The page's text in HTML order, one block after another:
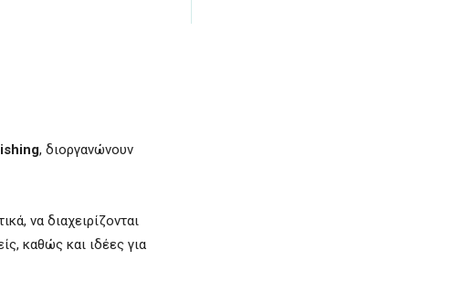
, διοργανώνουν
να διαχειρίζονται
καθώς και ιδέες για